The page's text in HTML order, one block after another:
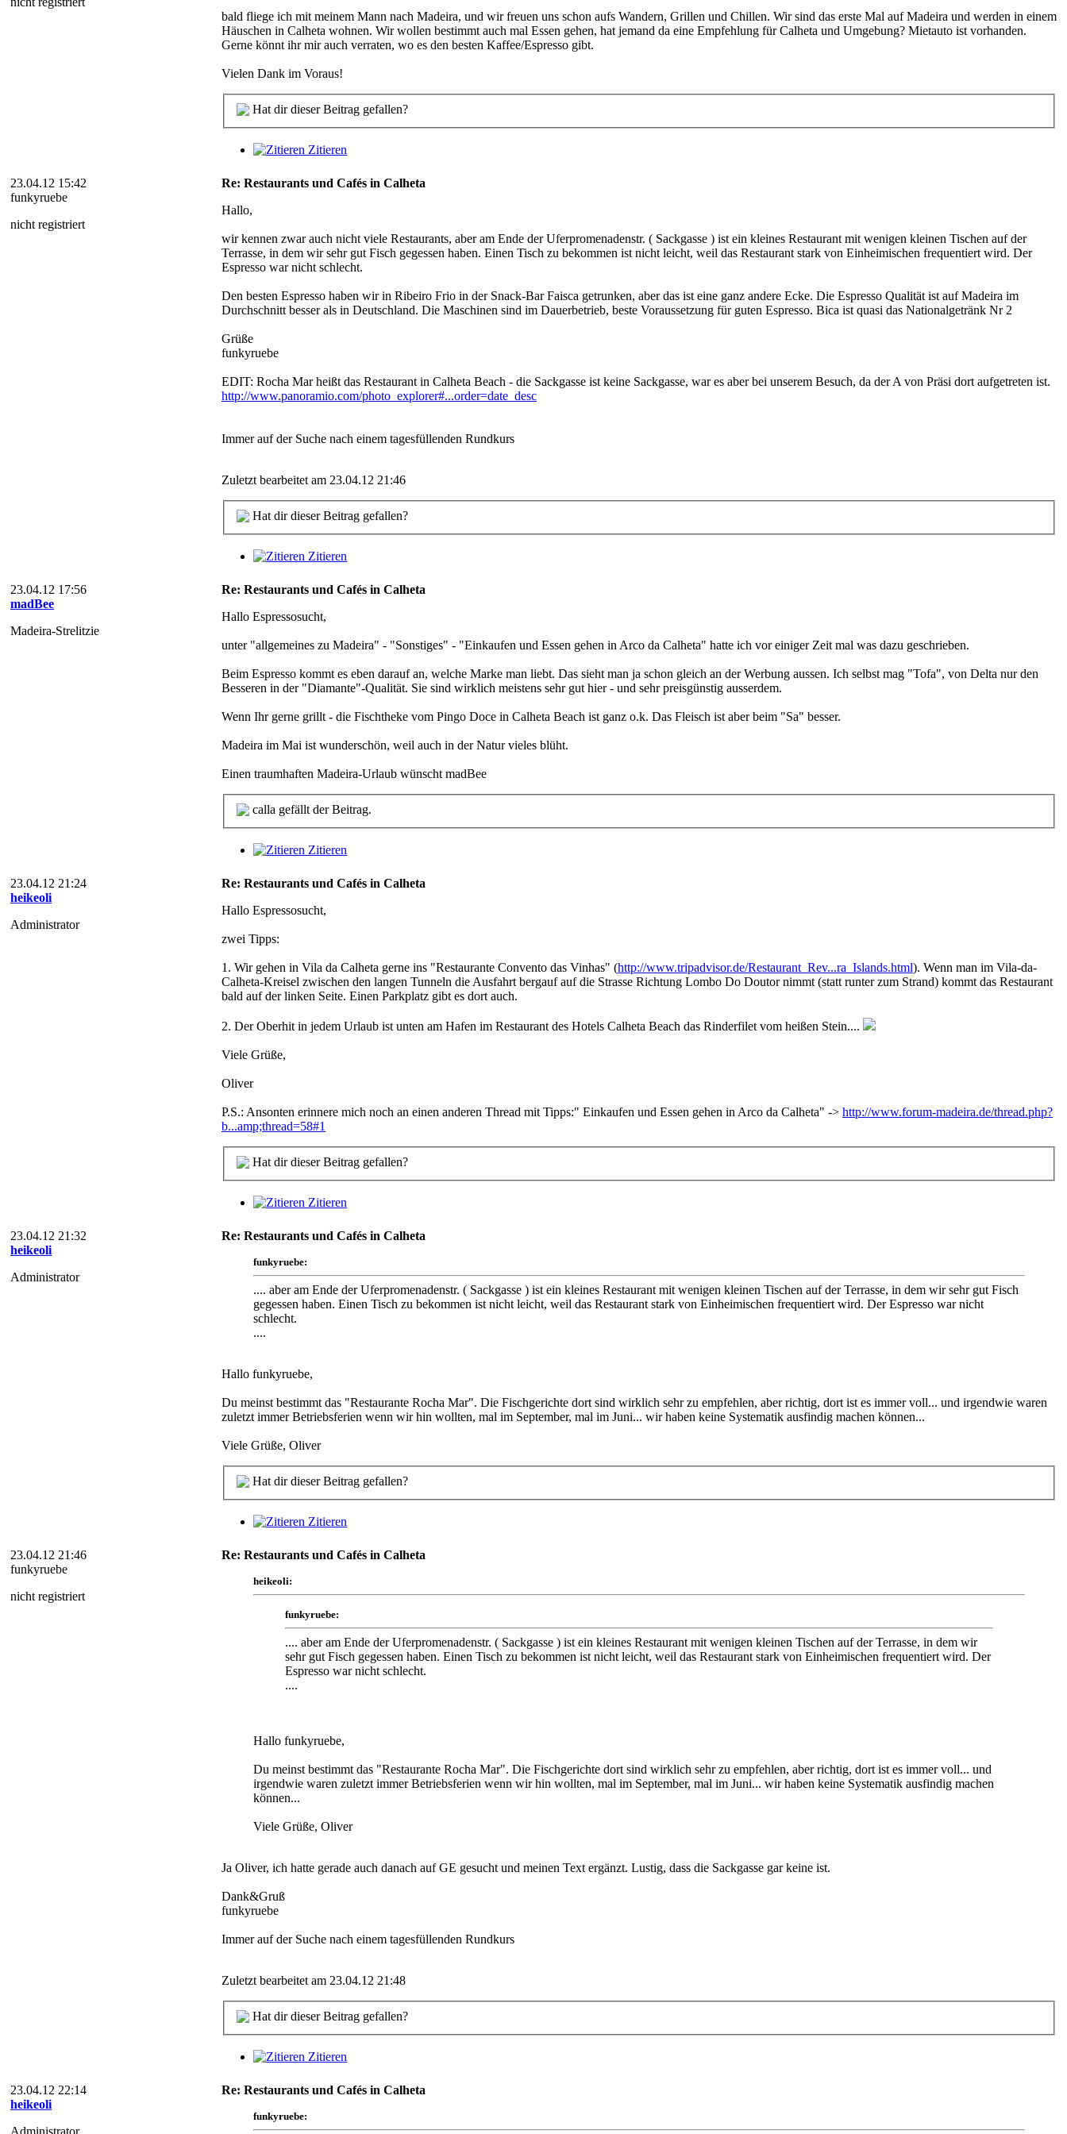
bald fliege ich mit meinem Mann nach Madeira, und wir freuen uns schon aufs Wandern, Grillen und Chillen. Wir sind das erste Mal auf Madeira und werden in einem
Häuschen in Calheta wohnen. Wir wollen bestimmt auch mal Essen gehen, hat jemand da eine Empfehlung für Calheta und Umgebung? Mietauto ist vorhanden.
Gerne könnt ihr mir auch verraten, wo es den besten Kaffee/Espresso gibt.
Vielen Dank im Voraus!
Hat dir dieser Beitrag gefallen?
Zitieren
23.04.12 15:42
funkyruebe
nicht registriert
Re: Restaurants und Cafés in Calheta
Hallo,
wir kennen zwar auch nicht viele Restaurants, aber am Ende der Uferpromenadenstr. ( Sackgasse ) ist ein kleines Restaurant mit wenigen kleinen Tischen auf der
Terrasse, in dem wir sehr gut Fisch gegessen haben. Einen Tisch zu bekommen ist nicht leicht, weil das Restaurant stark von Einheimischen frequentiert wird. Der
Espresso war nicht schlecht.
Den besten Espresso haben wir in Ribeiro Frio in der Snack-Bar Faisca getrunken, aber das ist eine ganz andere Ecke. Die Espresso Qualität ist auf Madeira im
Durchschnitt besser als in Deutschland. Die Maschinen sind im Dauerbetrieb, beste Voraussetzung für guten Espresso. Bica ist quasi das Nationalgetränk Nr 2
Grüße
funkyruebe
EDIT: Rocha Mar heißt das Restaurant in Calheta Beach - die Sackgasse ist keine Sackgasse, war es aber bei unserem Besuch, da der A von Präsi dort aufgetreten ist.
http://www.panoramio.com/photo_explorer#...order=date_desc
Immer auf der Suche nach einem tagesfüllenden Rundkurs
Zuletzt bearbeitet am 23.04.12 21:46
Hat dir dieser Beitrag gefallen?
Zitieren
23.04.12 17:56
madBee
Madeira-Strelitzie
Re: Restaurants und Cafés in Calheta
Hallo Espressosucht,
unter "allgemeines zu Madeira" - "Sonstiges" - "Einkaufen und Essen gehen in Arco da Calheta" hatte ich vor einiger Zeit mal was dazu geschrieben.
Beim Espresso kommt es eben darauf an, welche Marke man liebt. Das sieht man ja schon gleich an der Werbung aussen. Ich selbst mag "Tofa", von Delta nur den
Besseren in der "Diamante"-Qualität. Sie sind wirklich meistens sehr gut hier - und sehr preisgünstig ausserdem.
Wenn Ihr gerne grillt - die Fischtheke vom Pingo Doce in Calheta Beach ist ganz o.k. Das Fleisch ist aber beim "Sa" besser.
Madeira im Mai ist wunderschön, weil auch in der Natur vieles blüht.
Einen traumhaften Madeira-Urlaub wünscht madBee
calla gefällt der Beitrag.
Zitieren
23.04.12 21:24
heikeoli
Administrator
Re: Restaurants und Cafés in Calheta
Hallo Espressosucht,
zwei Tipps:
1. Wir gehen in Vila da Calheta gerne ins "Restaurante Convento das Vinhas" (http://www.tripadvisor.de/Restaurant_Rev...ra_Islands.html). Wenn man im Vila-da-
Calheta-Kreisel zwischen den langen Tunneln die Ausfahrt bergauf auf die Strasse Richtung Lombo Do Doutor nimmt (statt runter zum Strand) kommt das Restaurant
bald auf der linken Seite. Einen Parkplatz gibt es dort auch.
2. Der Oberhit in jedem Urlaub ist unten am Hafen im Restaurant des Hotels Calheta Beach das Rinderfilet vom heißen Stein....
Viele Grüße,
Oliver
P.S.: Ansonten erinnere mich noch an einen anderen Thread mit Tipps:" Einkaufen und Essen gehen in Arco da Calheta" -> http://www.forum-madeira.de/thread.php?
b...amp;thread=58#1
Hat dir dieser Beitrag gefallen?
Zitieren
23.04.12 21:32
heikeoli
Administrator
Re: Restaurants und Cafés in Calheta
funkyruebe:
.... aber am Ende der Uferpromenadenstr. ( Sackgasse ) ist ein kleines Restaurant mit wenigen kleinen Tischen auf der Terrasse, in dem wir sehr gut Fisch
gegessen haben. Einen Tisch zu bekommen ist nicht leicht, weil das Restaurant stark von Einheimischen frequentiert wird. Der Espresso war nicht
schlecht.
....
Hallo funkyruebe,
Du meinst bestimmt das "Restaurante Rocha Mar". Die Fischgerichte dort sind wirklich sehr zu empfehlen, aber richtig, dort ist es immer voll... und irgendwie waren
zuletzt immer Betriebsferien wenn wir hin wollten, mal im September, mal im Juni... wir haben keine Systematik ausfindig machen können...
Viele Grüße, Oliver
Hat dir dieser Beitrag gefallen?
Zitieren
23.04.12 21:46
funkyruebe
nicht registriert
Re: Restaurants und Cafés in Calheta
heikeoli:
funkyruebe:
.... aber am Ende der Uferpromenadenstr. ( Sackgasse ) ist ein kleines Restaurant mit wenigen kleinen Tischen auf der Terrasse, in dem wir
sehr gut Fisch gegessen haben. Einen Tisch zu bekommen ist nicht leicht, weil das Restaurant stark von Einheimischen frequentiert wird. Der
Espresso war nicht schlecht.
....
Hallo funkyruebe,
Du meinst bestimmt das "Restaurante Rocha Mar". Die Fischgerichte dort sind wirklich sehr zu empfehlen, aber richtig, dort ist es immer voll... und
irgendwie waren zuletzt immer Betriebsferien wenn wir hin wollten, mal im September, mal im Juni... wir haben keine Systematik ausfindig machen
können...
Viele Grüße, Oliver
Ja Oliver, ich hatte gerade auch danach auf GE gesucht und meinen Text ergänzt. Lustig, dass die Sackgasse gar keine ist.
Dank&Gruß
funkyruebe
Immer auf der Suche nach einem tagesfüllenden Rundkurs
Zuletzt bearbeitet am 23.04.12 21:48
Hat dir dieser Beitrag gefallen?
Zitieren
23.04.12 22:14
heikeoli
Administrator
Re: Restaurants und Cafés in Calheta
funkyruebe: